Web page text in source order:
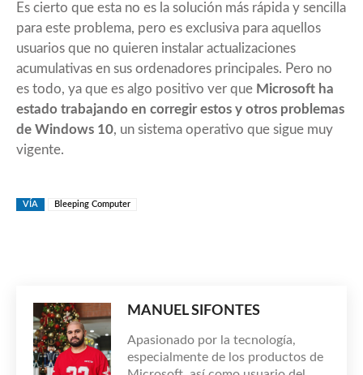
Es cierto que esta no es la solución más rápida y sencilla
para este problema, pero es exclusiva para aquellos
usuarios que no quieren instalar actualizaciones
acumulativas en sus ordenadores principales. Pero no
es todo, ya que es algo positivo ver que Microsoft ha
estado trabajando en corregir estos y otros problemas
de Windows 10, un sistema operativo que sigue muy
vigente.
VÍA Bleeping Computer
MANUEL SIFONTES
Apasionado por la tecnología,
especialmente de los productos de